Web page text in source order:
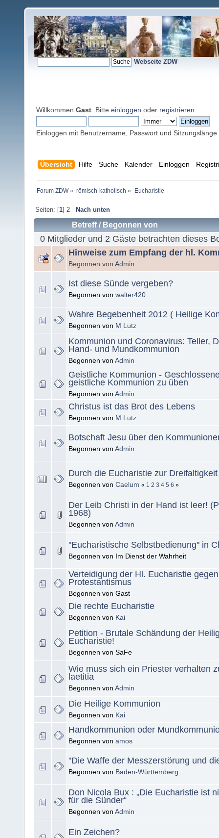
Webseite ZDW
Willkommen Gast . Bitte einloggen oder registrieren
Einloggen mit Benutzername, Passwort und Sitzungslänge
Übersicht Hilfe Suche Kalender Einloggen
Forum ZDW» römisch-katholisch » Eucharistie
Seiten: [1] 2 Nach unten
Betreff/ Begonnen von
0 Mitglieder und 2 Gäste betrachten dieses
Hinweise zum Empfang der hl.
Begonnen von Admin
Ist diese Sünde vergeben?
Begonnen von walter420
Wahre Begebenheit 2012 ( Heilige
Begonnen von M Lutz
Kommunion und Coronavirus: Teller,
Hand- und Mundkommunion
Begonnen von Admin
Geistliche Kommunion -
geistliche Kommunion zu üben
Begonnen von Admin
Christus ist das Brot des Lebens
Begonnen von M Lutz
Botschaft Jesu über den
Begonnen von Admin
Durch die Eucharistie zur Dreifaltigkeit
Begonnen von Caelum « 1 2 3 4 5 6 »
Der Leib Christi in der Hand ist leer!
1968)
Begonnen von Admin
"Eucharistische Selbstbedienung" in
Begonnen von Im Dienst der Wahrheit
Verteidigung der Hl. Eucharistie
Protestantismus
Begonnen von Gast
Die rechte Eucharistie
Begonnen von Kai
Petition - Brutale Schändung der
Eucharistie!
Begonnen von SaFe
Wie muss sich ein Priester verhalten
laetitia
Begonnen von Admin
Die Heilige Kommunion
Begonnen von Kai
Handkommunion oder
Begonnen von amos
"Die Waffe der Messzerstörung und
Begonnen von Baden-Württemberg
Don Nicola Bux : „Die Eucharistie ist
für die Sünder“
Begonnen von Admin
Ein Zeichen?